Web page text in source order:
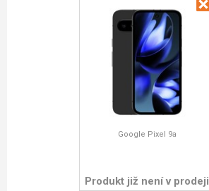
Google Pixel 9a
Produkt již není v prodeji